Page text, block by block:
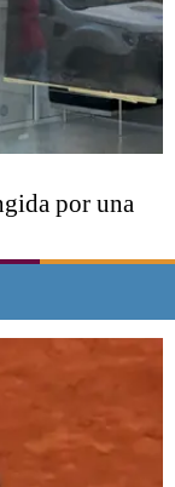
por una